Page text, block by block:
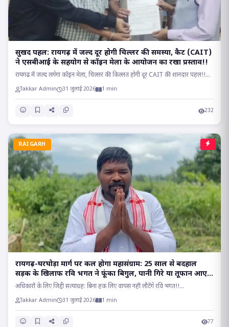
सुखद पहल: रायगढ़ में जल्द दूर होगी चिल्लर की समस्या, कैट (CAIT)
ने एसबीआई के सहयोग से कॉइन मेला के आयोजन का रखा प्रस्ताव!!
रायगढ़ में जल्द लगेगा कॉइन मेला, चिल्लर की किल्लत होगी दूर CAIT की शानदार पहल!!...
Takkar Admin 31 जुलाई 2026 1 min
232
RAIGARH
रायगढ़-घरघोड़ा मार्ग पर कल होगा महासंग्राम: 25 साल से बदहाल
सड़क के खिलाफ रवि भगत ने फूंका बिगुल, पानी गिरे या तूफान आए,
होकर रहेगा चक्काजाम..
अधिकारों के लिए जिद्दी सत्याग्रह: बिना हक लिए वापस नहीं लौटेंगे रवि भगत!!...
Takkar Admin 31 जुलाई 2026 1 min
77